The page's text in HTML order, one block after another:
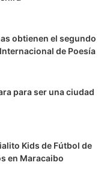
obtienen el segundo
de Poesía
para ser una ciudad
Kids de Fútbol de
en Maracaibo